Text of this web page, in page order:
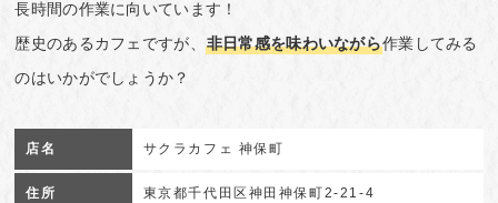
長時間の作業に向いています！
歴史のあるカフェですが、 非日常感を味わいながら作業してみる
のはいかがでしょうか？
店名 サクラカフェ 神保町
住所 東京都千代田区神田神保町2-21-4